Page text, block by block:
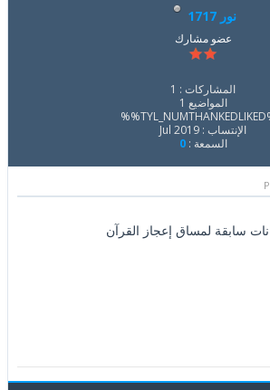
نور 1717
عضو مشارك
المشاركات : 1
المواضيع 1
الإنتساب : Jul 2019
السمعة :0
سابقة لمساق إعجاز القرآن